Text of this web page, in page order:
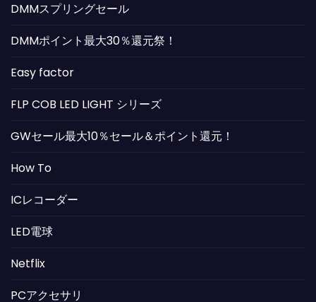
DMMスプリングセール
DMMポイント最大30％還元祭！
Easy factor
FLP COB LED LIGHT シリーズ
GWセール最大10％セール＆ポイント還元！
How To
ICレコーダー
LED電球
Netflix
PCアクセサリ